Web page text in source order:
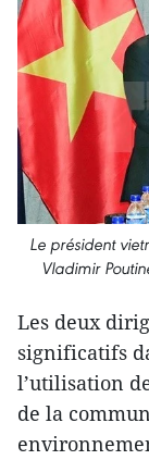
Le président
Vladimir
Les deux
significatifs
l’utilisation
de la